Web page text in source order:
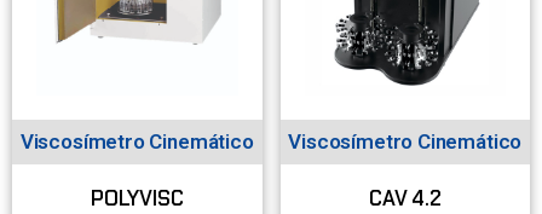
Viscosímetro Cinemático
POLYVISC
Viscosímetro Cinemático
CAV 4.2